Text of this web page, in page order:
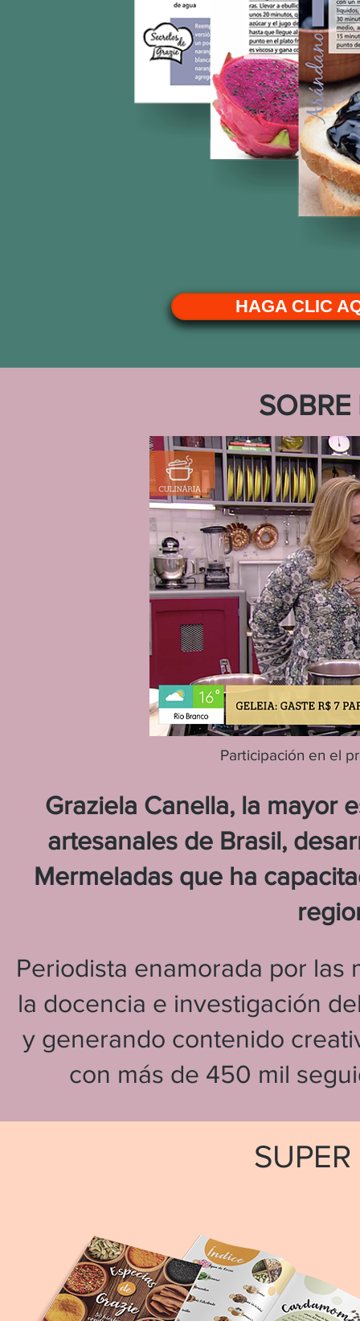
HAGA CLIC
Participación en el
Graziela Canella, la mayor
artesanales de Brasil,
Mermeladas que ha
Periodista enamorada por las
la docencia e investigación
y generando contenido
con más de 450 mil